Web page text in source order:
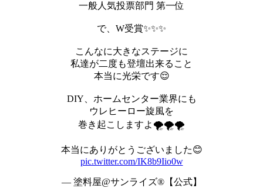
一般人気投票部門 第一位
で、W受賞✨✨✨
こんなに大きなステージに
私達が二度も登壇出来ること
本当に光栄です😌
DIY、ホームセンター業界にも
ウレヒーロー旋風を
巻き起こしますよ🌪🌪🌪
本当にありがとうございました😊
pic.twitter.com/IK8b9Iio0w
— 塗料屋@サンライズ®︎【公式】